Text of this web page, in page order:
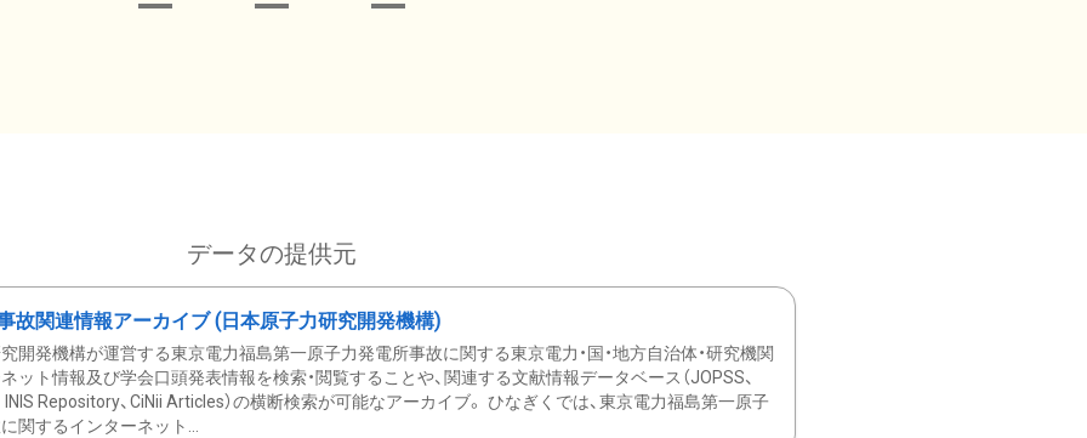
データの提供元
故関連情報アーカイブ (日本原子力研究開発機構)
開発機構が運営する東京電力福島第一原子力発電所事故に関する東京電力・国・地方自治体・研究機関
ット情報及び学会口頭発表情報を検索・閲覧することや、関連する文献情報データベース（JOPSS、
INIS Repository、CiNii Articles）の横断検索が可能なアーカイブ。 ひなぎくでは、東京電力福島第一原子
関するインターネット...